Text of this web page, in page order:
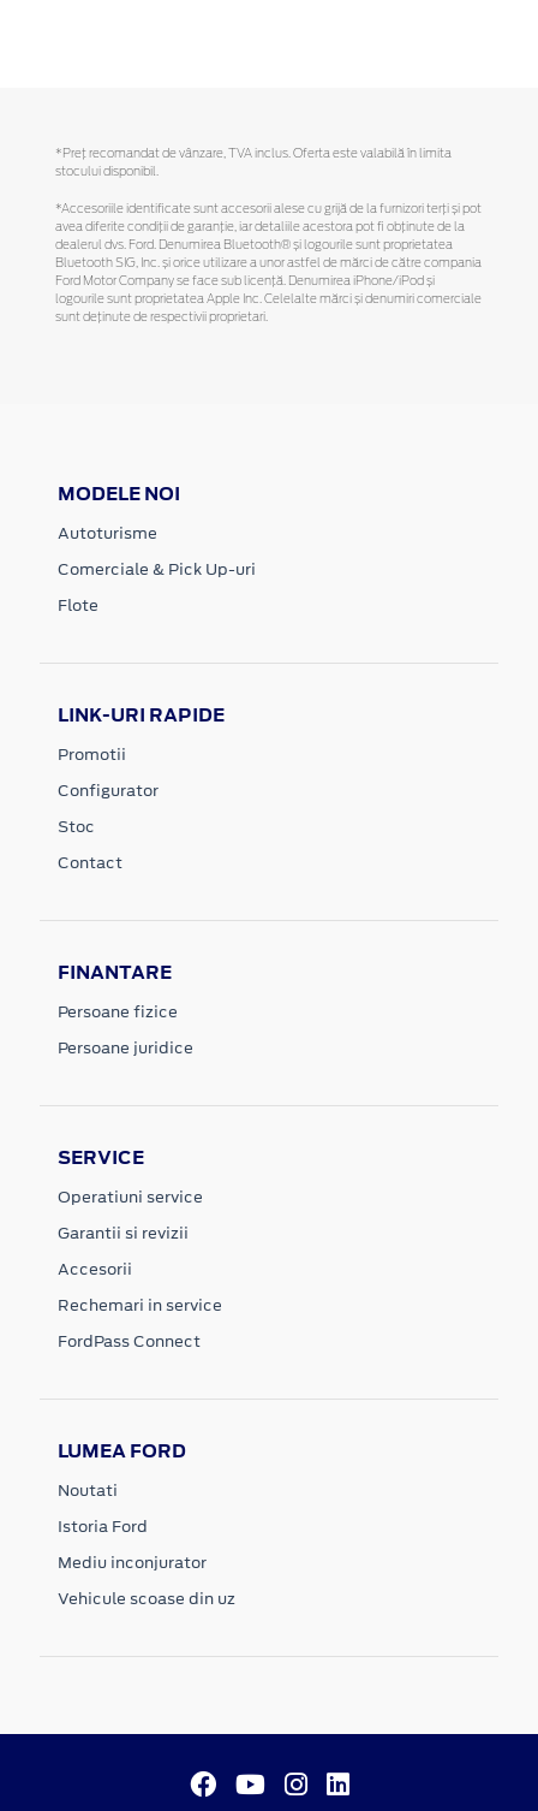
*Preţ recomandat de vânzare, TVA inclus. Oferta este valabilă în limita
stocului disponibil.
*Accesoriile identificate sunt accesorii alese cu grijă de la furnizori terți și pot
avea diferite condiții de garanție, iar detaliile acestora pot fi obținute de la
dealerul dvs. Ford. Denumirea Bluetooth® și logourile sunt proprietatea
Bluetooth SIG, Inc. și orice utilizare a unor astfel de mărci de către compania
Ford Motor Company se face sub licență. Denumirea iPhone/iPod și
logourile sunt proprietatea Apple Inc. Celelalte mărci și denumiri comerciale
sunt deținute de respectivii proprietari.
MODELE NOI
Autoturisme
Comerciale & Pick Up-uri
Flote
LINK-URI RAPIDE
Promotii
Configurator
Stoc
Contact
FINANTARE
Persoane fizice
Persoane juridice
SERVICE
Operatiuni service
Garantii si revizii
Accesorii
Rechemari in service
FordPass Connect
LUMEA FORD
Noutati
Istoria Ford
Mediu inconjurator
Vehicule scoase din uz